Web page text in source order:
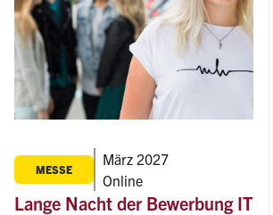
MESSE
März 2027
Online
Lange Nacht der Bewerbung IT